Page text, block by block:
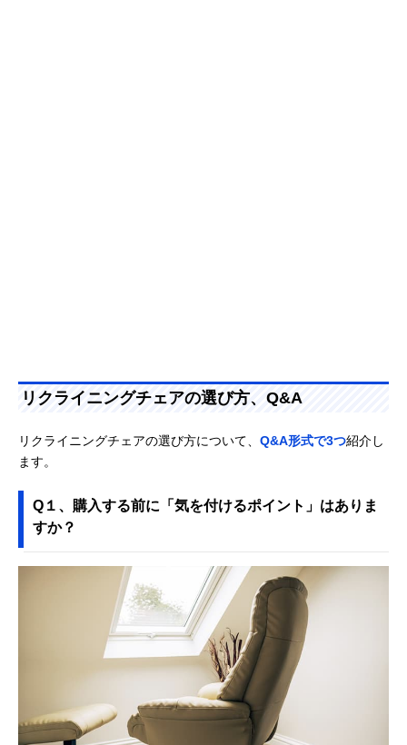
リクライニングチェアの選び方、Q&A
リクライニングチェアの選び方について、 Q&A形式で3つ紹介し
ます。
Q１、購入する前に「気を付けるポイント」はありま
すか？